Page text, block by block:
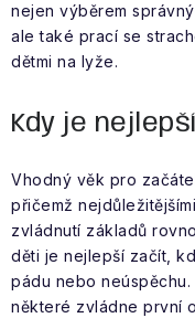
LETNÍ SPORTY
BLOG Doprava a
Obchodní podmínky
nejen výběrem
ale také prací se
dětmi na lyže.
Kdy je
Vhodný věk pro
přičemž
zvládnutí základů
děti je nejlepší začít,
pádu nebo
některé zvládne první